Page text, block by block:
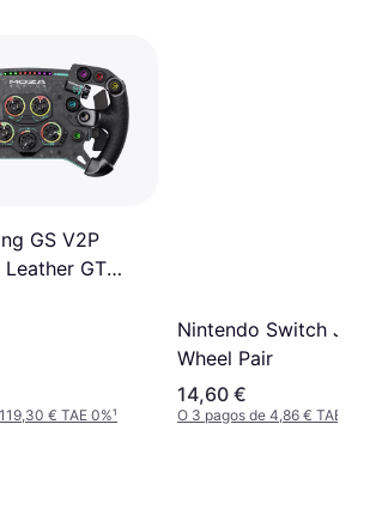
GS V2P
GT
€ TAE 0%¹
Nintendo Switch
Wheel Pair
14,60 €
O 3 pagos de 4,86 € TAE 0%